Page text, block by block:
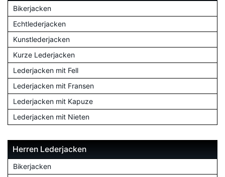
Bikerjacken
Echtlederjacken
Kunstlederjacken
Kurze Lederjacken
Lederjacken mit Fell
Lederjacken mit Fransen
Lederjacken mit Kapuze
Lederjacken mit Nieten
Herren Lederjacken
Bikerjacken